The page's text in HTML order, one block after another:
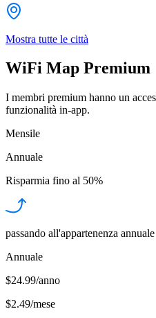
Mostra tutte le città
WiFi Map Premium
I membri premium hanno un
funzionalità in-app.
Mensile
Annuale
Risparmia fino al 50%
passando all'appartenenza annuale
Annuale
$24.99/anno
$2.49/mese